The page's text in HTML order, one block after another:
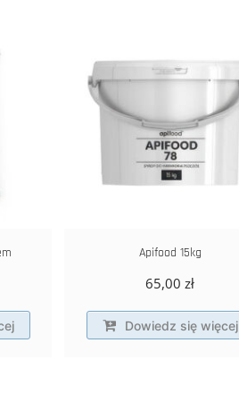
Apifood 15kg
65,00zł
Dowiedz się więcej